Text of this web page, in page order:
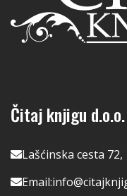
Čitaj knjigu d.o.o.
Lašćinska cesta
Email: